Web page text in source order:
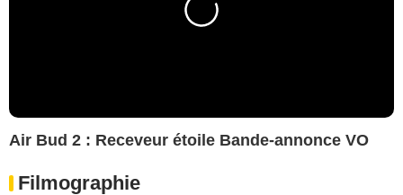
Air Bud 2 : Receveur étoile Bande-annonce VO
Filmographie